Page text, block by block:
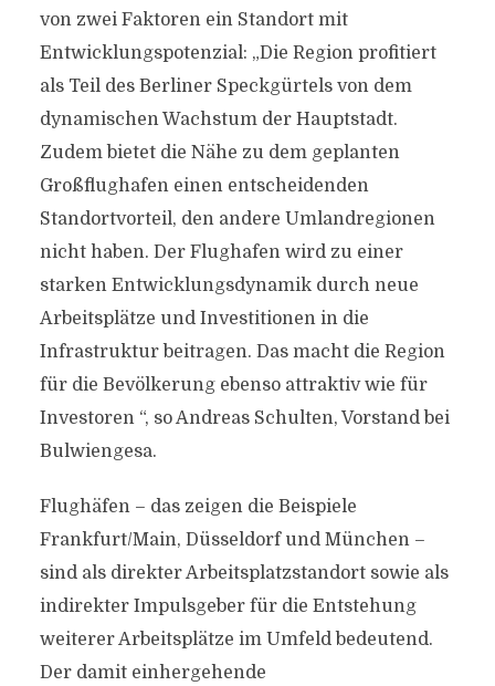
von zwei Faktoren ein Standort mit
Entwicklungspotenzial: „Die Region profitiert
als Teil des Berliner Speckgürtels von dem
dynamischen Wachstum der Hauptstadt.
Zudem bietet die Nähe zu dem geplanten
Großflughafen einen entscheidenden
Standortvorteil, den andere Umlandregionen
nicht haben. Der Flughafen wird zu einer
starken Entwicklungsdynamik durch neue
Arbeitsplätze und Investitionen in die
Infrastruktur beitragen. Das macht die Region
für die Bevölkerung ebenso attraktiv wie für
Investoren “, so Andreas Schulten, Vorstand bei
Bulwiengesa.
Flughäfen – das zeigen die Beispiele
Frankfurt/Main, Düsseldorf und München –
sind als direkter Arbeitsplatzstandort sowie als
indirekter Impulsgeber für die Entstehung
weiterer Arbeitsplätze im Umfeld bedeutend.
Der damit einhergehende